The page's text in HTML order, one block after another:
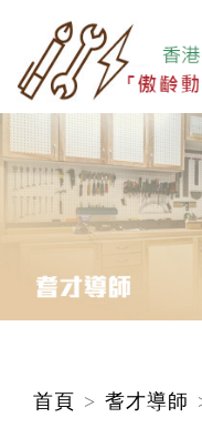
首頁 耆才導師